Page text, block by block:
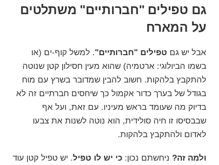
גם טפילים "חברותיים" משתלטים
על המארח
אבל יש גם טפילים "חברותיים". למשל קוף-ים (או
בשמו הביולוגי: ארטמיה) שהוא מעין חסילון קטן שנוטה
להתקבץ בלהקות. חשוב להבין שמדובר בשרץ עם מוח
בגודל של בערך כדור אקמול כך שיחסים חברתיים זה לא
בדיוק מה שעומד בראש מעיניו. עם זאת, ועל אף
שבבסיסו זו חיה סולידית, הוא נוטה לשנות את צבעו
לאדום ולהתקבץ בלהקות.
ולמה זה? ניחשתם נכון: כי יש לו טפיל. יש טפיל קטן עוד